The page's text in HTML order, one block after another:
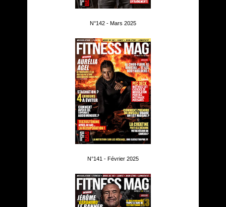
N°142 - Mars 2025
N°141 - Février 2025